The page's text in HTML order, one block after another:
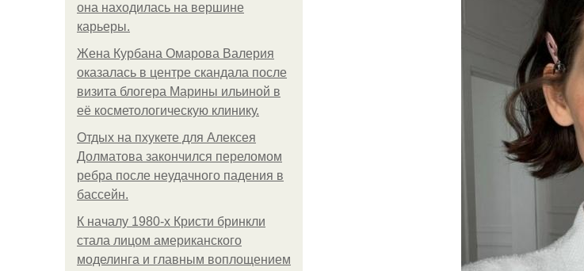
она находилась на вершине
карьеры.
Жена Курбана Омарова Валерия
оказалась в центре скандала после
визита блогера Марины ильиной в
её косметологическую клинику.
Отдых на пхукете для Алексея
Долматова закончился переломом
ребра после неудачного падения в
бассейн.
К началу 1980-х Кристи бринкли
стала лицом американского
моделинга и главным воплощением